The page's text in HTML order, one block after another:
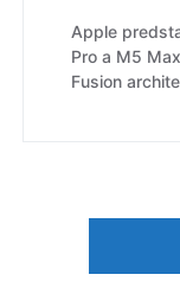
Apple
Pro a M5
Fusion